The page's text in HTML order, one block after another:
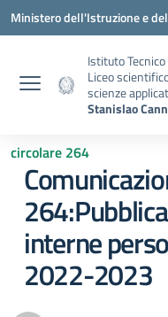
Vai ai contenuti
Vai al menu di navigazione
Vai al footer
Ministero dell'Istruzione e
Istituto
Liceo
scienze
Stanislao
circolare 264
interne
2022-2023